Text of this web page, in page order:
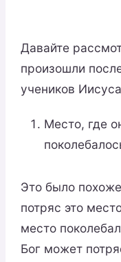
Давайте
произошли
учеников
Место, где
Это было
потряс это
место
Бог может